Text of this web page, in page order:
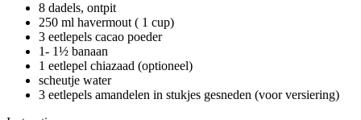
8 dadels, ontpit
250 ml havermout ( 1 cup)
3 eetlepels cacao poeder
1- 1½ banaan
1 eetlepel chiazaad (optioneel)
scheutje water
3 eetlepels amandelen in stukjes gesneden (voor versiering)